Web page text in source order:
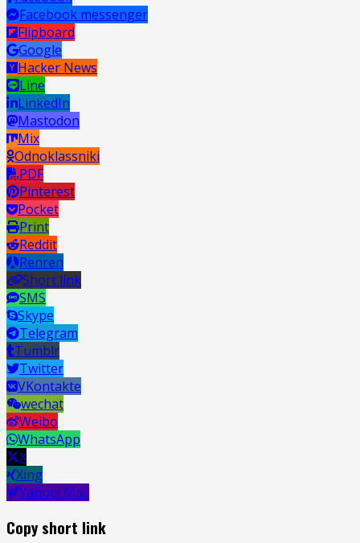
Facebook messenger
Flipboard
Google
Hacker News
Line
LinkedIn
Mastodon
Mix
Odnoklassniki
PDF
Pinterest
Pocket
Print
Reddit
Renren
Short link
SMS
Skype
Telegram
Tumblr
Twitter
VKontakte
wechat
Weibo
WhatsApp
X
Xing
Yahoo! Mail
Copy short link